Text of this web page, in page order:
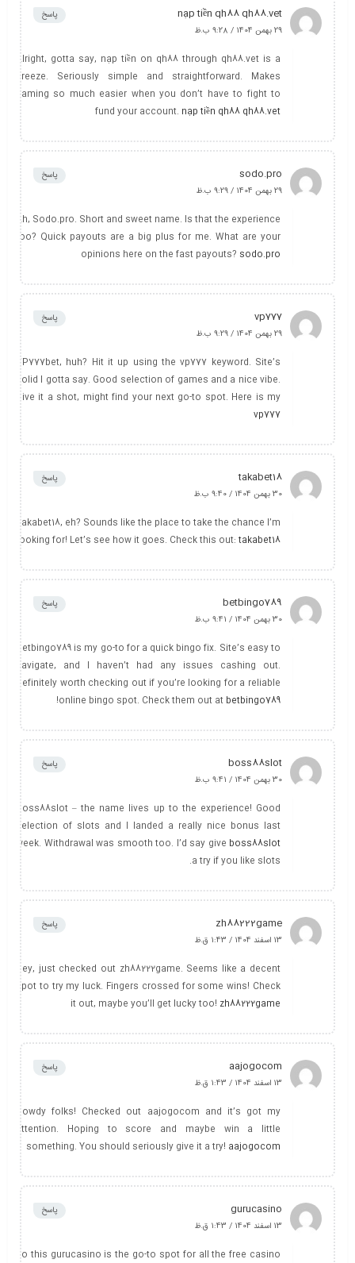
nạp tiền qh88 qh88.vet
29 بهمن 1404 / 9:28 ب.ظ
پاسخ
Alright, gotta say, nạp tiền on qh88 through qh88.vet is a
breeze. Seriously simple and straightforward. Makes
gaming so much easier when you don’t have to fight to
fund your account. nạp tiền qh88 qh88.vet
sodo.pro
29 بهمن 1404 / 9:29 ب.ظ
پاسخ
Ah, Sodo.pro. Short and sweet name. Is that the experience
too? Quick payouts are a big plus for me. What are your
opinions here on the fast payouts? sodo.pro
vp777
29 بهمن 1404 / 9:29 ب.ظ
پاسخ
VP777bet, huh? Hit it up using the vp777 keyword. Site’s
solid I gotta say. Good selection of games and a nice vibe.
Give it a shot, might find your next go-to spot. Here is my
vp777
takabet18
30 بهمن 1404 / 9:40 ب.ظ
پاسخ
Takabet18, eh? Sounds like the place to take the chance I’m
looking for! Let’s see how it goes. Check this out:takabet18
betbingo789
30 بهمن 1404 / 9:41 ب.ظ
پاسخ
Betbingo789 is my go-to for a quick bingo fix. Site’s easy to
navigate, and I haven’t had any issues cashing out.
Definitely worth checking out if you’re looking for a reliable
online bingo spot. Check them out at betbingo789
!
boss88slot
30 بهمن 1404 / 9:41 ب.ظ
پاسخ
Boss88slot – the name lives up to the experience! Good
selection of slots and I landed a really nice bonus last
week. Withdrawal was smooth too. I’d say give boss88slot
a try if you like slots.
zh88222game
13 اسفند 1404 / 1:43 ق.ظ
پاسخ
Hey, just checked out zh88222game. Seems like a decent
spot to try my luck. Fingers crossed for some wins! Check
it out, maybe you’ll get lucky too! zh88222game
aajogocom
13 اسفند 1404 / 1:43 ق.ظ
پاسخ
Howdy folks! Checked out aajogocom and it’s got my
attention. Hoping to score and maybe win a little
something. You should seriously give it a try! aajogocom
gurucasino
13 اسفند 1404 / 1:43 ق.ظ
پاسخ
Yo this gurucasino is the go-to spot for all the free casino